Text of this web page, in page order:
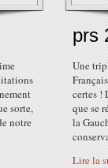
sorte,
notre
prs
Une
certes !
que se
la
Lire la